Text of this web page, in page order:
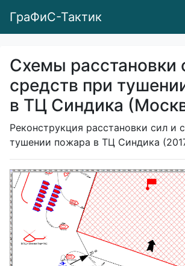
ГраФиС-Тактик
Схемы расстановки
средств при
в ТЦ Синдика
Реконструкция расстановки сил и
тушении пожара в ТЦ Синдика